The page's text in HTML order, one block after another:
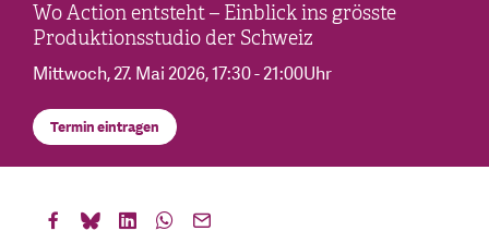
Wo Action entsteht – Einblick ins grösste
Produktionsstudio der Schweiz
Mittwoch, 27. Mai 2026, 17:30 - 21:00Uhr
Termin eintragen